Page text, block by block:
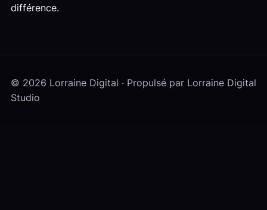
différence.
© 2026 Lorraine Digital · Propulsé par Lorraine Digital
Studio